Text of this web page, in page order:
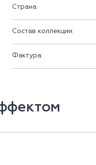
Страна:
Состав коллекции:
Фактура: